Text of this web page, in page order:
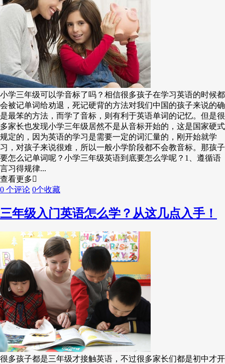
小学三年级可以学音标了吗？相信很多孩子在学习英语的时候都
会被记单词给劝退，死记硬背的方法对我们中国的孩子来说的确
是最笨的方法，而学了音标，则有利于英语单词的记忆。但是很
多家长也发现小学三年级居然不是从音标开始的，这是国家硬式
规定的，因为英语的学习是需要一定的词汇量的，刚开始就学
习，对孩子来说很难，所以一般小学阶段都不会教音标。那孩子
要怎么记单词呢？小学三年级英语到底要怎么学呢？1、遵循语
言习得规律...
查看更多
0 个评论 0个收藏
三年级入门英语怎么学？从这几点入手！
很多孩子都是三年级才接触英语，不过很多家长们都是初中才开